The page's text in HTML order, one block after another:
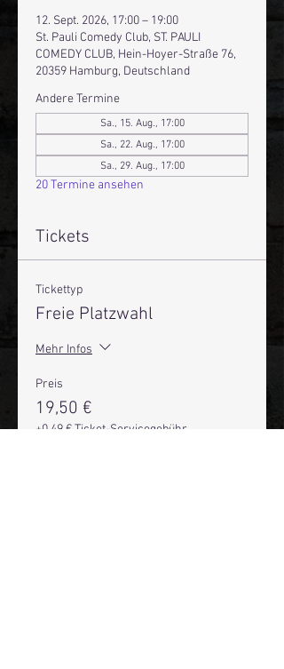
12. Sept. 2026, 17:00 – 19:00
St. Pauli Comedy Club, ST. PAULI
COMEDY CLUB, Hein-Hoyer-Straße 76,
20359 Hamburg, Deutschland
Andere Termine
Sa., 15. Aug., 17:00
Sa., 22. Aug., 17:00
Sa., 29. Aug., 17:00
20 Termine ansehen
Tickets
Tickettyp
Freie Platzwahl
Mehr Infos
Preis
19,50 €
+0,49 € Ticket-Servicegebühr